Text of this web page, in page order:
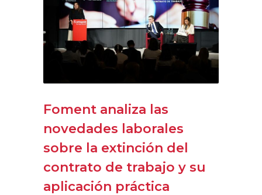
Foment analiza las
novedades laborales
sobre la extinción del
contrato de trabajo y su
aplicación práctica